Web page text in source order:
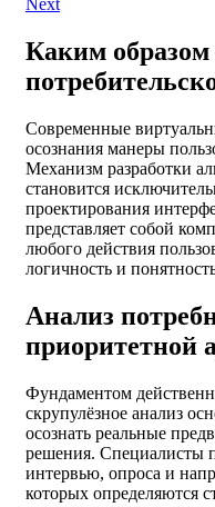
Next
Каким
Современные
осознания манеры
Механизм разработки
становится
проектирования
представляет собой
любого действия
логичность и
Анализ
приоритетной
Фундаментом
скрупулёзное анализ
осознать реальные
решения. Специалисты
интервью, опроса и
которых определяются